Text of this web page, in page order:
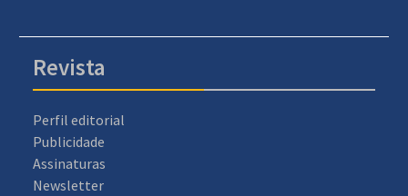
Revista
Perfil editorial
Publicidade
Assinaturas
Newsletter